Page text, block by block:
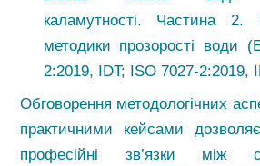
каламутності. Частина 2.
методики прозорості води
2:2019, IDT; ISO 7027-2:2019,
Обговорення методологічних
практичними кейсами
професійні зв’язки між